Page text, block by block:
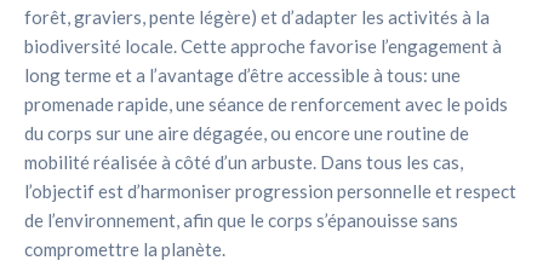
forêt, graviers, pente légère) et d’adapter les activités à la
biodiversité locale. Cette approche favorise l’engagement à
long terme et a l’avantage d’être accessible à tous: une
promenade rapide, une séance de renforcement avec le poids
du corps sur une aire dégagée, ou encore une routine de
mobilité réalisée à côté d’un arbuste. Dans tous les cas,
l’objectif est d’harmoniser progression personnelle et respect
de l’environnement, afin que le corps s’épanouisse sans
compromettre la planète.